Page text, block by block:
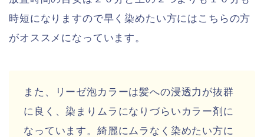
時短になりますので早く染めたい方にはこちらの方
がオススメになっています。
また、リーゼ泡カラーは髪への浸透力が抜群
に良く、染まりムラになりづらいカラー剤に
なっています。綺麗にムラなく染めたい方に